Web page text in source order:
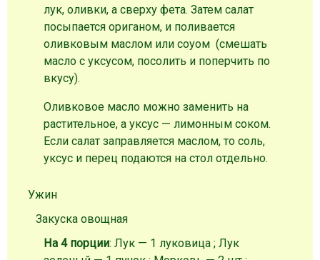
лук, оливки, а сверху фета. Затем салат
посыпается ориганом, и поливается
оливковым маслом или соуом (смешать
масло с уксусом, посолить и поперчить по
вкусу).
Оливковое масло можно заменить на
растительное, а уксус — лимонным соком.
Если салат заправляется маслом, то соль,
уксус и перец подаются на стол отдельно.
Ужин
Закуска овощная
На 4 порции: Лук — 1 луковица ; Лук